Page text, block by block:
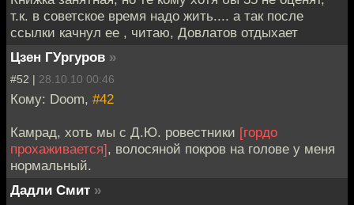
т.к. в советское время надо жить.... а так после
ссылки качнул ее , читаю, Довлатов отдыхает
Цзен ГУргуров »
#52 | 28.10.10 00:46
Кому: Doom, #42
Камрад, хоть мы с Д.Ю. ровестники [гордо
прохаживается], волосяной покров на голове у меня
нормальный.
Дадли Смит »